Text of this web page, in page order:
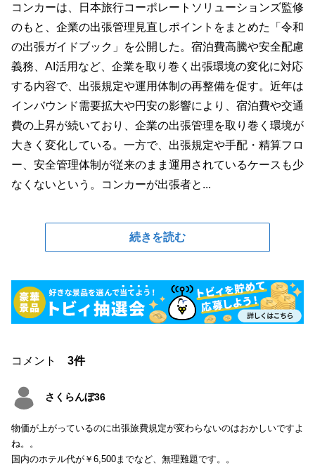
コンカーは、日本旅行コーポレートソリューションズ監修
のもと、企業の出張管理見直しポイントをまとめた「令和
の出張ガイドブック」を公開した。宿泊費高騰や安全配慮
義務、AI活用など、企業を取り巻く出張環境の変化に対応
する内容で、出張規定や運用体制の再整備を促す。近年は
インバウンド需要拡大や円安の影響により、宿泊費や交通
費の上昇が続いており、企業の出張管理を取り巻く環境が
大きく変化している。一方で、出張規定や手配・精算フロ
ー、安全管理体制が従来のまま運用されているケースも少
なくないという。コンカーが出張者と...
続きを読む
コメント 3件
さくらんぼ36
物価が上がっているのに出張旅費規定が変わらないのはおかしいですよ
ね。。
国内のホテル代が￥6,500までなど、無理難題です。。